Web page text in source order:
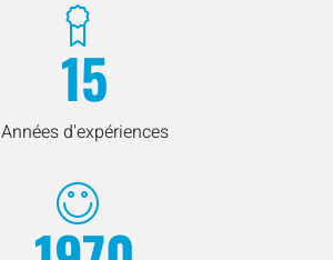
15
Années d'expériences